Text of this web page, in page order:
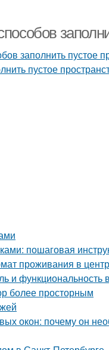
пошаговая
проживания в
функциональность
более просторным
окон: почему он